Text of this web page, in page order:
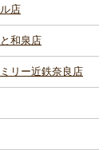
店
和泉店
リー近鉄奈良店